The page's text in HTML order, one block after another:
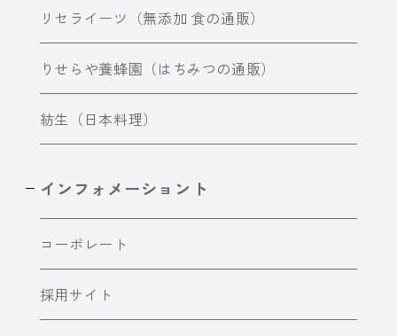
リセライーツ（無添加 食の通販）
りせらや養蜂園（はちみつの通販）
紡生（日本料理）
インフォメーショント
コーポレート
採用サイト